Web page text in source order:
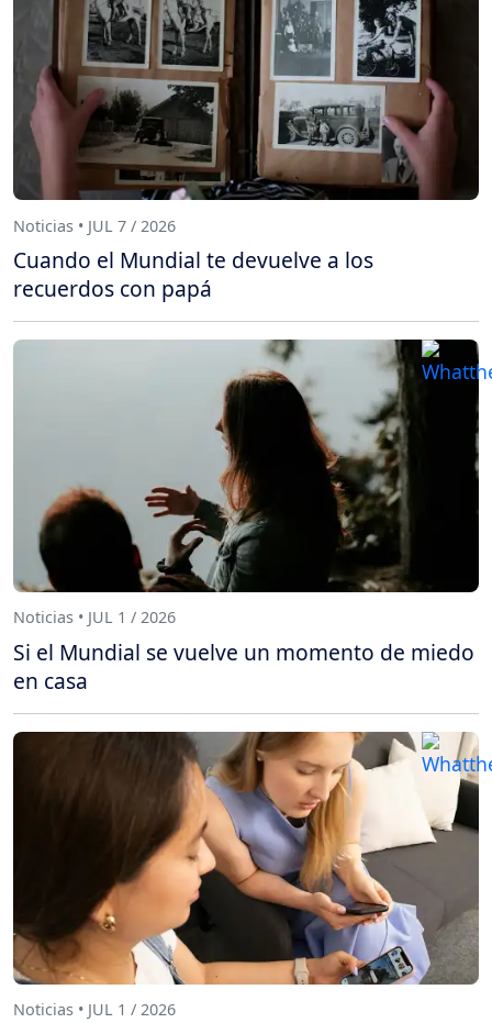
Noticias • JUL 7 / 2026
Cuando el Mundial te devuelve a los
recuerdos con papá
Noticias • JUL 1 / 2026
Si el Mundial se vuelve un momento de miedo
en casa
Noticias • JUL 1 / 2026